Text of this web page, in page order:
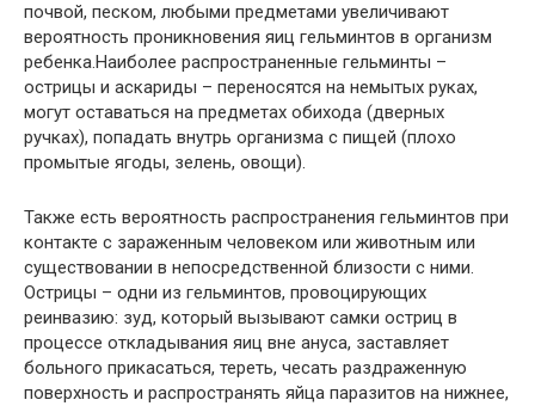
почвой, песком, любыми предметами увеличивают
вероятность проникновения яиц гельминтов в организм
ребенка.Наиболее распространенные гельминты –
острицы и аскариды – переносятся на немытых руках,
могут оставаться на предметах обихода (дверных
ручках), попадать внутрь организма с пищей (плохо
промытые ягоды, зелень, овощи).
Также есть вероятность распространения гельминтов при
контакте с зараженным человеком или животным или
существовании в непосредственной близости с ними.
Острицы – одни из гельминтов, провоцирующих
реинвазию: зуд, который вызывают самки остриц в
процессе откладывания яиц вне ануса, заставляет
больного прикасаться, тереть, чесать раздраженную
поверхность и распространять яйца паразитов на нижнее,